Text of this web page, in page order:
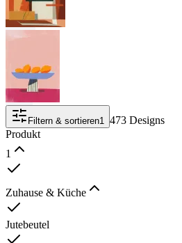
Filtern & sortieren1
473 Designs
Produkt
1
Zuhause & Küche
Jutebeutel